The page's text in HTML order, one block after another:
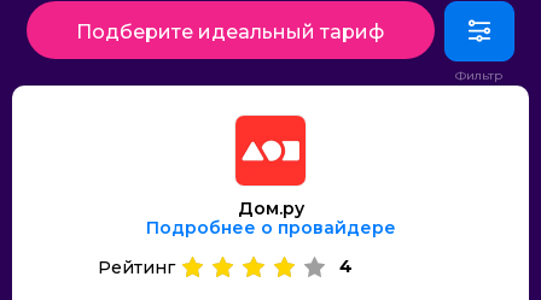
Подберите идеальный тариф
Дом.ру
Подробнее о провайдере
Рейтинг
4